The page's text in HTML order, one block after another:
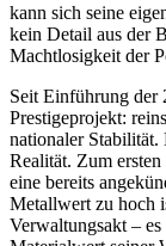
kann sich seine
kein Detail aus der
Machtlosigkeit der
Seit Einführung der
Prestigeprojekt:
nationaler
Realität. Zum
eine bereits
Metallwert zu hoch
Verwaltungsakt –